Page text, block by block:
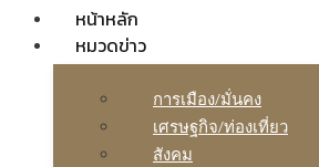
หน้าหลัก
หมวดข่าว
การเมือง/มั่นคง
เศรษฐกิจ/ท่องเที่ยว
สังคม